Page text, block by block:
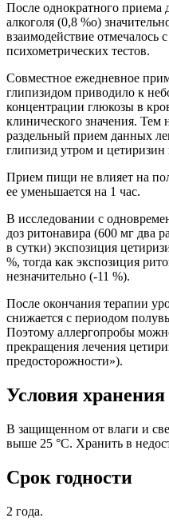
После однократного приема
алкоголя (0,8 %о)
взаимодействие отмечалось
психометрических тестов.
Совместное ежедневное
глипизидом приводило к
концентрации глюкозы в
клинического значения. Тем
раздельный прием данных
глипизид утром и цетиризин
Прием пищи не влияет на
ее уменьшается на 1 час.
В исследовании с
доз ритонавира (600 мг два
в сутки) экспозиция
%, тогда как экспозиция
незначительно (-11 %).
После окончания терапии
снижается с периодом
Поэтому аллергопробы
прекращения лечения
предосторожности»).
Условия хранения
В защищенном от влаги и
выше 25 °C. Хранить в
Срок годности
2 года.